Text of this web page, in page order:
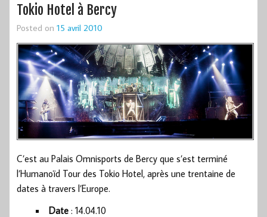
Tokio Hotel à Bercy
Posted on 15 avril 2010
C’est au Palais Omnisports de Bercy que s’est terminé
l’Humanoïd Tour des Tokio Hotel, après une trentaine de
dates à travers l’Europe.
Date : 14.04.10